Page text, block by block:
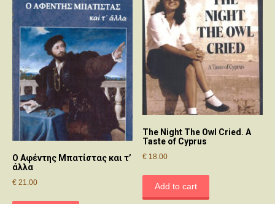
Ο Αφέντης Μπατίστας και τ’
άλλα
€ 21.00
The Night The Owl Cried. A
Taste of Cyprus
€ 18.00
Add to cart